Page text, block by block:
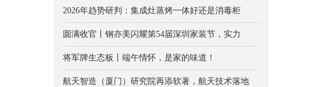
2026年趋势研判：集成灶蒸烤一体好还是消毒柜
圆满收官丨钢亦美闪耀第54届深圳家装节，实力
将军牌生态板丨端午情怀，是家的味道！
航天智造（厦门）研究院再添软著，航天技术落地